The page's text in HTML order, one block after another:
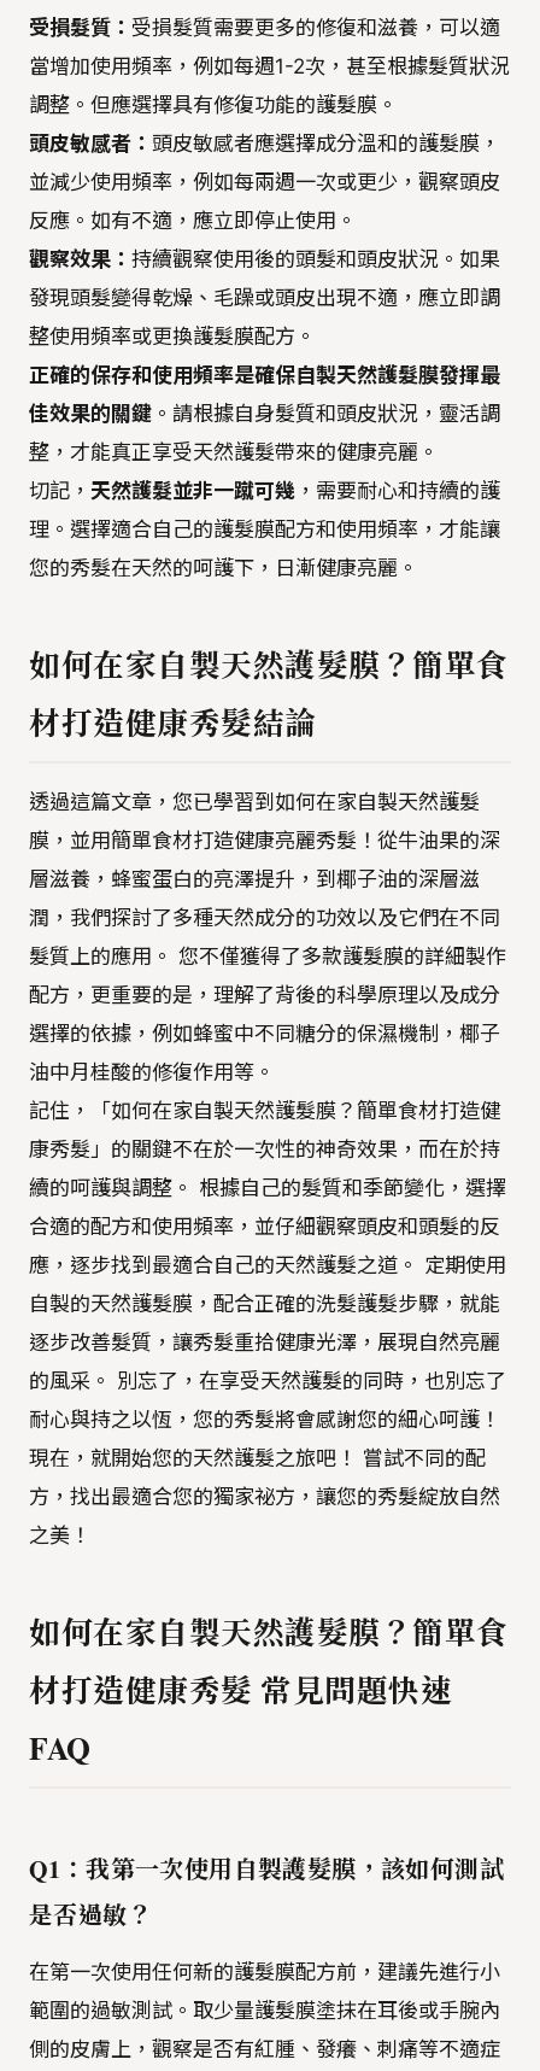
受損髮質： 受損髮質需要更多的修復和滋養，可以適
當增加使用頻率，例如每週1-2次，甚至根據髮質狀況
調整。但應選擇具有修復功能的護髮膜。
頭皮敏感者： 頭皮敏感者應選擇成分溫和的護髮膜，
並減少使用頻率，例如每兩週一次或更少，觀察頭皮
反應。如有不適，應立即停止使用。
觀察效果： 持續觀察使用後的頭髮和頭皮狀況。如果
發現頭髮變得乾燥、毛躁或頭皮出現不適，應立即調
整使用頻率或更換護髮膜配方。
正確的保存和使用頻率是確保自製天然護髮膜發揮最
佳效果的關鍵 。請根據自身髮質和頭皮狀況，靈活調
整，才能真正享受天然護髮帶來的健康亮麗。
切記， 天然護髮並非一蹴可幾 ，需要耐心和持續的護
理。選擇適合自己的護髮膜配方和使用頻率，才能讓
您的秀髮在天然的呵護下，日漸健康亮麗。
如何在家自製天然護髮膜？簡單食
材打造健康秀髮結論
透過這篇文章，您已學習到如何在家自製天然護髮
膜，並用簡單食材打造健康亮麗秀髮！從牛油果的深
層滋養，蜂蜜蛋白的亮澤提升，到椰子油的深層滋
潤，我們探討了多種天然成分的功效以及它們在不同
髮質上的應用。 您不僅獲得了多款護髮膜的詳細製作
配方，更重要的是，理解了背後的科學原理以及成分
選擇的依據，例如蜂蜜中不同糖分的保濕機制，椰子
油中月桂酸的修復作用等。
記住，「如何在家自製天然護髮膜？簡單食材打造健
康秀髮」的關鍵不在於一次性的神奇效果，而在於持
續的呵護與調整。 根據自己的髮質和季節變化，選擇
合適的配方和使用頻率，並仔細觀察頭皮和頭髮的反
應，逐步找到最適合自己的天然護髮之道。 定期使用
自製的天然護髮膜，配合正確的洗髮護髮步驟，就能
逐步改善髮質，讓秀髮重拾健康光澤，展現自然亮麗
的風采。 別忘了，在享受天然護髮的同時，也別忘了
耐心與持之以恆，您的秀髮將會感謝您的細心呵護！
現在，就開始您的天然護髮之旅吧！ 嘗試不同的配
方，找出最適合您的獨家祕方，讓您的秀髮綻放自然
之美！
如何在家自製天然護髮膜？簡單食
材打造健康秀髮 常見問題快速
FAQ
Q1：我第一次使用自製護髮膜，該如何測試
是否過敏？
在第一次使用任何新的護髮膜配方前，建議先進行小
範圍的過敏測試。取少量護髮膜塗抹在耳後或手腕內
側的皮膚上，觀察是否有紅腫、發癢、刺痛等不適症